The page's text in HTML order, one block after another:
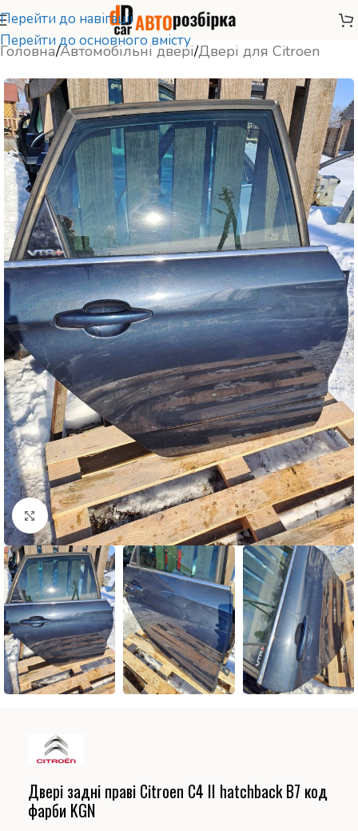
Перейти до навігації
Перейти до основного вмісту
Головна/Автомобільні двері/Двері для Citroen
Натисніть, щоб збільшити
Двері задні праві Citroen C4 ІІ hatchback B7 код
фарби KGN